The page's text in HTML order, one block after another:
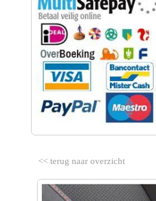
<< terug naar overzicht